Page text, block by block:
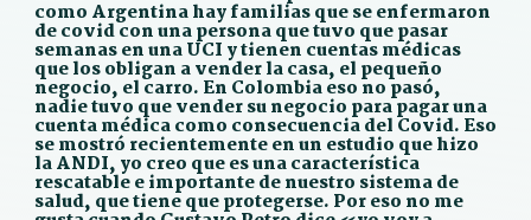
como Argentina hay familias que se enfermaron
de covid con una persona que tuvo que pasar
semanas en una UCI y tienen cuentas médicas
que los obligan a vender la casa, el pequeño
negocio, el carro. En Colombia eso no pasó,
nadie tuvo que vender su negocio para pagar una
cuenta médica como consecuencia del Covid. Eso
se mostró recientemente en un estudio que hizo
la ANDI, yo creo que es una característica
rescatable e importante de nuestro sistema de
salud, que tiene que protegerse. Por eso no me